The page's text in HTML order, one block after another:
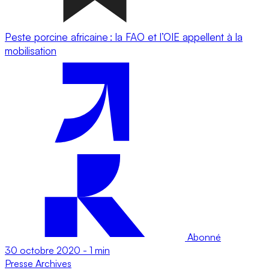
Peste porcine africaine : la FAO et l’OIE appellent à la
mobilisation
Abonné
30 octobre 2020 - 1 min
Presse Archives